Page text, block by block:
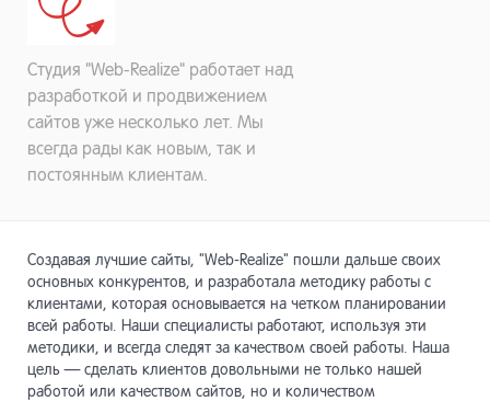
Студия "Web-Realize" работает над
разработкой и продвижением
сайтов уже несколько лет. Мы
всегда рады как новым, так и
постоянным клиентам.
Создавая лучшие сайты, "Web-Realize" пошли дальше своих
основных конкурентов, и разработала методику работы с
клиентами, которая основывается на четком планировании
всей работы. Наши специалисты работают, используя эти
методики, и всегда следят за качеством своей работы. Наша
цель — сделать клиентов довольными не только нашей
работой или качеством сайтов, но и количеством